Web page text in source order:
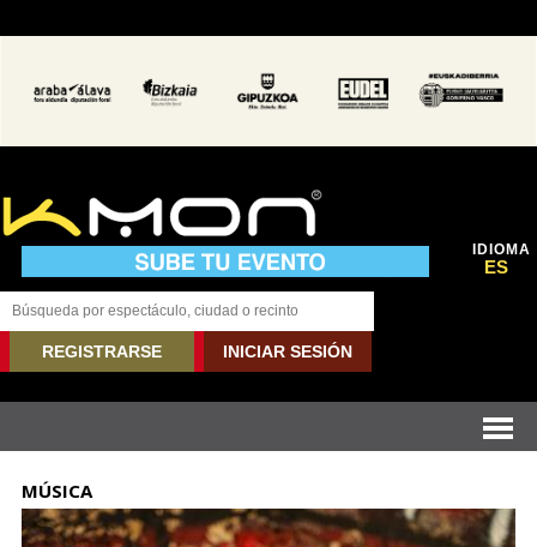
IDIOMA
ES
REGISTRARSE INICIAR SESIÓN
MÚSICA